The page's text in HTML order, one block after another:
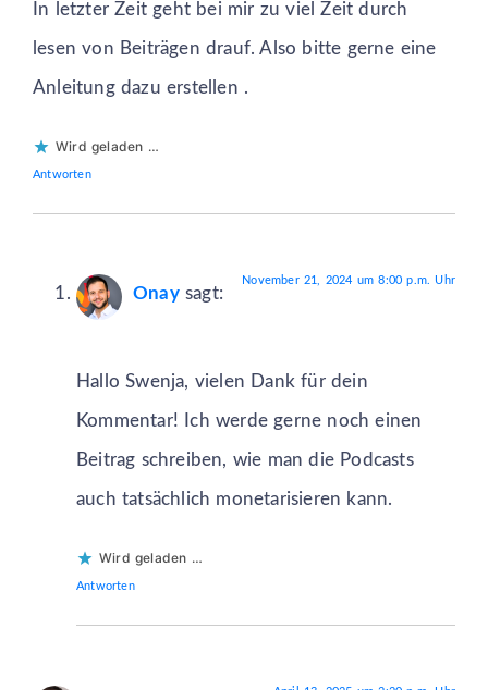
In letzter Zeit geht bei mir zu viel Zeit durch
lesen von Beiträgen drauf. Also bitte gerne eine
Anleitung dazu erstellen .
Wird geladen …
Antworten
Onay sagt:
November 21, 2024 um 8:00 p.m. Uhr
Hallo Swenja, vielen Dank für dein
Kommentar! Ich werde gerne noch einen
Beitrag schreiben, wie man die Podcasts
auch tatsächlich monetarisieren kann.
Wird geladen …
Antworten